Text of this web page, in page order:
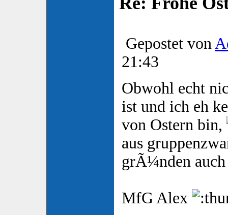
Gepostet von
21:43
Obwohl echt
ist und ich eh
von Ostern bin,
aus
grÃ¼nden
MfG Alex